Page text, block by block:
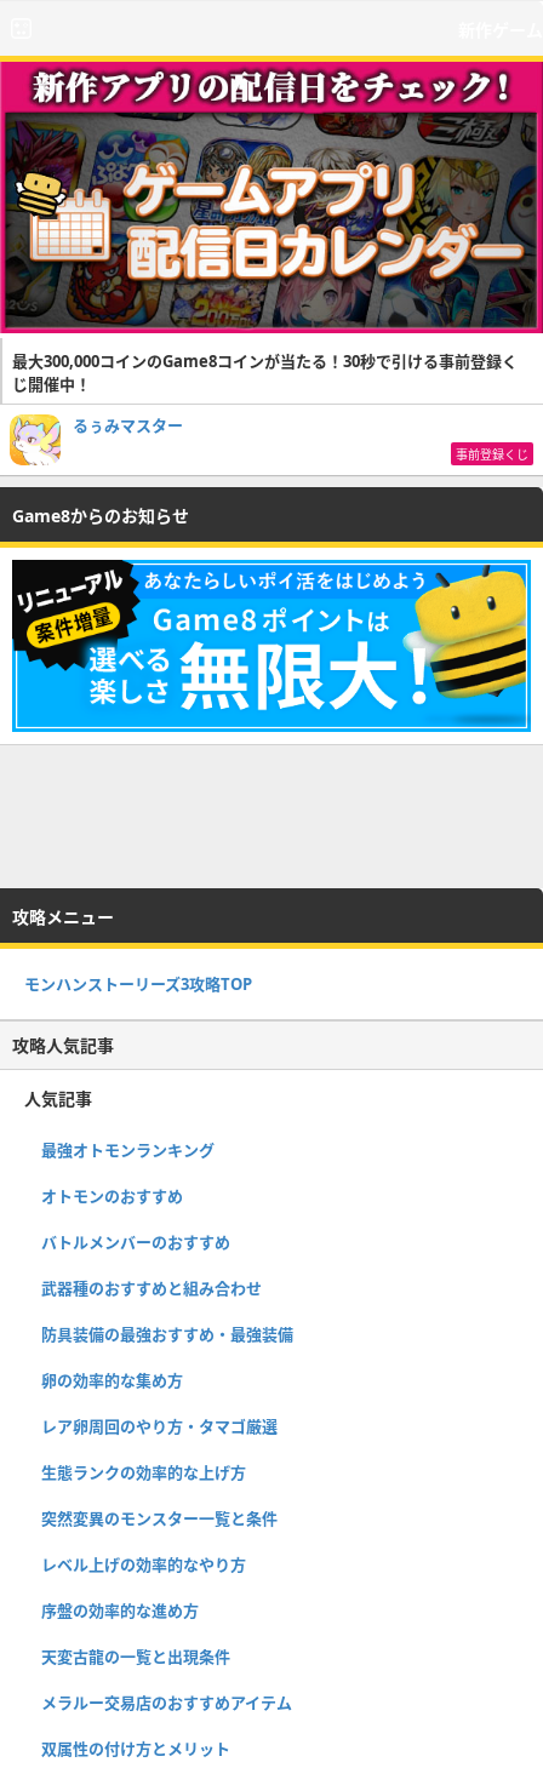
最大300,000コインのGame8コインが当たる！30秒で引ける事前登録く
じ開催中！
るぅみマスター
事前登録くじ
Game8からのお知らせ
攻略メニュー
モンハンストーリーズ3攻略TOP
攻略人気記事
人気記事
最強オトモンランキング
オトモンのおすすめ
バトルメンバーのおすすめ
武器種のおすすめと組み合わせ
防具装備の最強おすすめ・最強装備
卵の効率的な集め方
レア卵周回のやり方・タマゴ厳選
生態ランクの効率的な上げ方
突然変異のモンスター一覧と条件
レベル上げの効率的なやり方
序盤の効率的な進め方
天変古龍の一覧と出現条件
メラルー交易店のおすすめアイテム
双属性の付け方とメリット